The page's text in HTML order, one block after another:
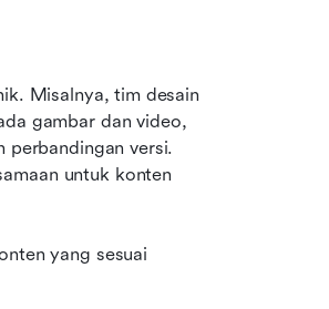
Misalnya, tim desain
gambar dan video,
perbandingan versi.
untuk konten
yang sesuai